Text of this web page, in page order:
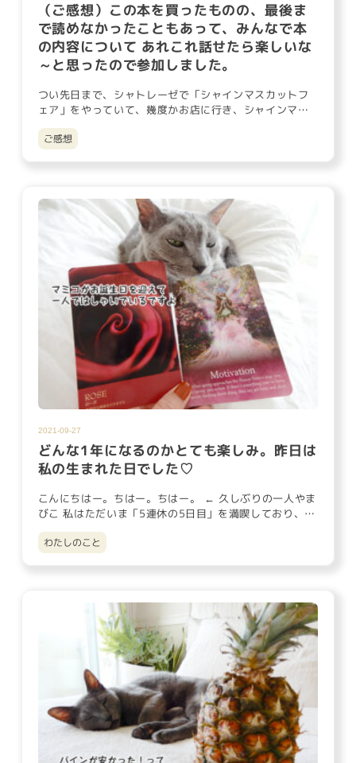
（ご感想）この本を買ったものの、最後ま
で読めなかったこともあって、みんなで本
の内容について あれこれ話せたら楽しいな
～と思ったので参加しました。
つい先日まで、シャトレーゼで「シャインマスカットフ
ェア」をやっていて、幾度かお店に行き、シャインマス
カットのケーキ類にワ…
ご感想
2021-09-27
どんな1年になるのかとても楽しみ。昨日は
私の生まれた日でした♡
こんにちはー。ちはー。ちはー。 ← 久しぶりの一人やま
びこ 私はただいま「5連休の5日目」を満喫しており、昨
日めでたく「…
わたしのこと